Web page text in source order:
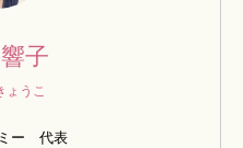
子
ょうこ
ミー 代表